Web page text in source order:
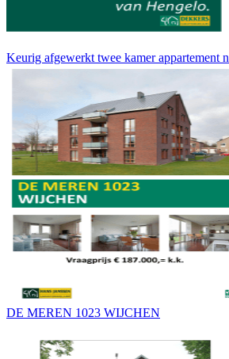
Keurig afgewerkt twee kamer appartement
DE MEREN 1023 WIJCHEN